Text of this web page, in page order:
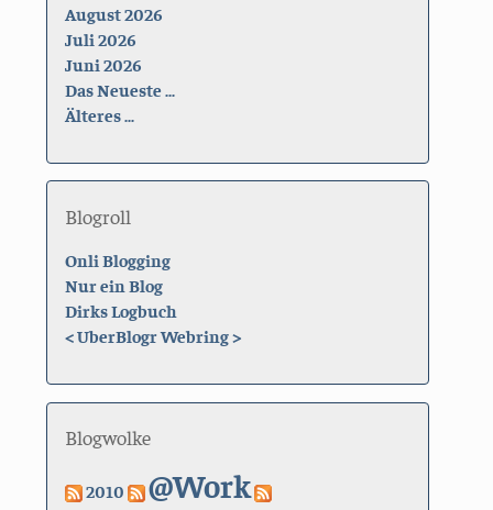
August 2026
Juli 2026
Juni 2026
Das Neueste ...
Älteres ...
Blogroll
Onli Blogging
Nur ein Blog
Dirks Logbuch
<UberBlogr Webring>
Blogwolke
2010 @Work